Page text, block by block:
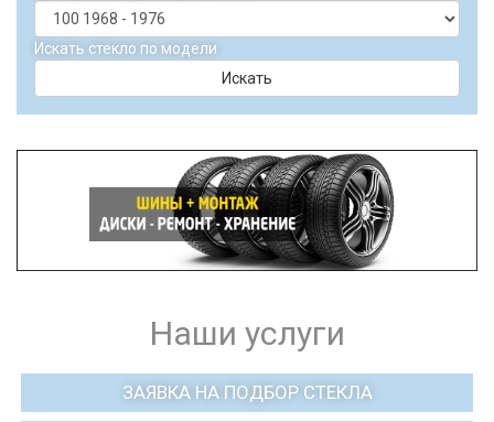
Искать стекло по модели
Искать
Наши услуги
ЗАЯВКА НА ПОДБОР СТЕКЛА